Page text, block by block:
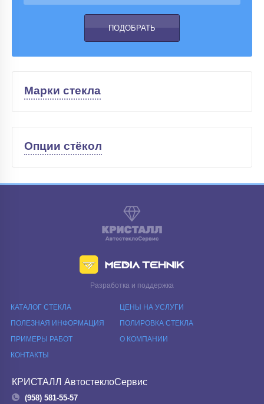
Марки стекла
Опции стёкол
Разработка и поддержка
КАТАЛОГ СТЕКЛА
ЦЕНЫ НА УСЛУГИ
ПОЛЕЗНАЯ ИНФОРМАЦИЯ
ПОЛИРОВКА СТЕКЛА
ПРИМЕРЫ РАБОТ
О КОМПАНИИ
КОНТАКТЫ
КРИСТАЛЛ АвтостеклоСервис
(958) 581-55-57